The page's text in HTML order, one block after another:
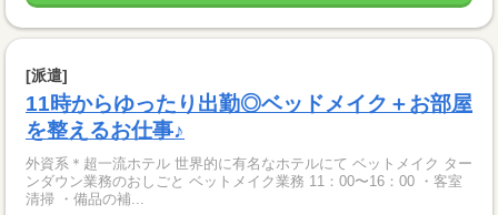
[派遣]
11時からゆったり出勤◎ベッドメイク＋お部屋
を整えるお仕事♪
外資系＊超一流ホテル 世界的に有名なホテルにて ベットメイク ター
ンダウン業務のおしごと ベットメイク業務 11：00〜16：00 ・客室
清掃 ・備品の補...